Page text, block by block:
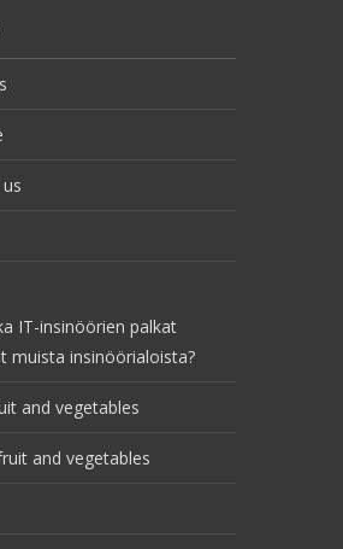
IT-insinöörien palkat
muista insinöörialoista?
and vegetables
and vegetables